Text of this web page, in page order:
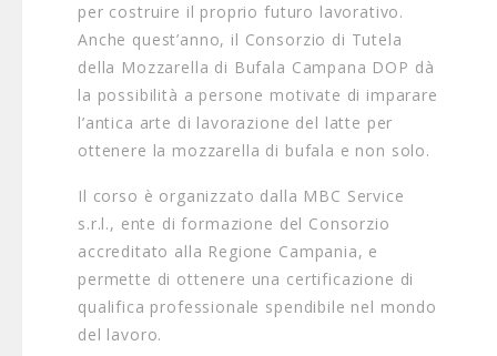
per costruire il proprio futuro lavorativo.
Anche quest’anno, il Consorzio di Tutela
della Mozzarella di Bufala Campana DOP dà
la possibilità a persone motivate di imparare
l’antica arte di lavorazione del latte per
ottenere la mozzarella di bufala e non solo.
Il corso è organizzato dalla MBC Service
s.r.l., ente di formazione del Consorzio
accreditato alla Regione Campania, e
permette di ottenere una certificazione di
qualifica professionale spendibile nel mondo
del lavoro.